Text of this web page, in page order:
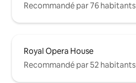
Recommandé par 76 habitants
Royal Opera House
Recommandé par 52 habitants